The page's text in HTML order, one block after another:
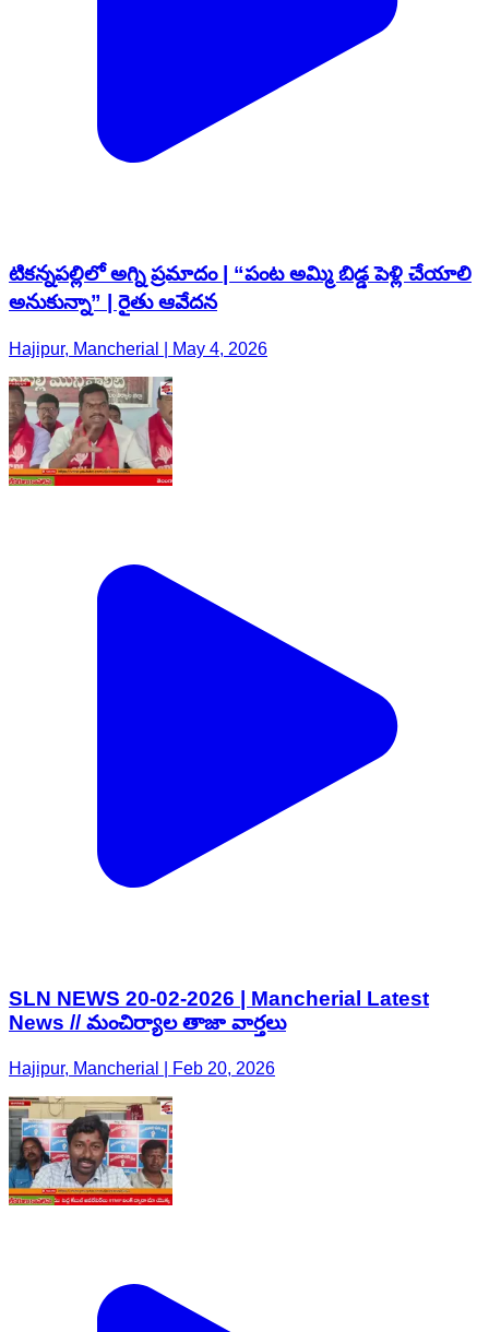
టికన్నపల్లిలో అగ్ని ప్రమాదం | “పంట అమ్మి బిడ్డ పెళ్లి చేయాలి
అనుకున్నా” | రైతు ఆవేదన
Hajipur, Mancherial | May 4, 2026
SLN NEWS 20-02-2026 | Mancherial Latest
News // మంచిర్యాల తాజా వార్తలు
Hajipur, Mancherial | Feb 20, 2026